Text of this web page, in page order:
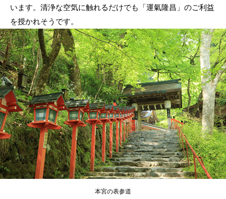
います。清浄な空気に触れるだけでも「運氣隆昌」のご利益
を授かれそうです。
本宮の表参道